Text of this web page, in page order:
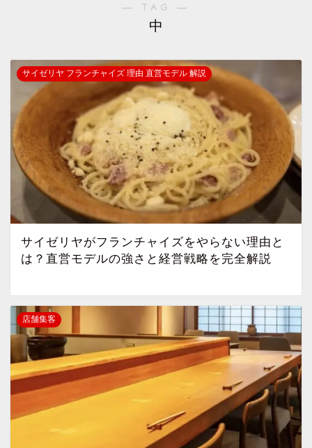
― TAG ―
中
サイゼリヤ フランチャイズ 理由 直営モデル 解説
サイゼリヤがフランチャイズをやらない理由と
は？直営モデルの強さと経営戦略を完全解説
店舗集客